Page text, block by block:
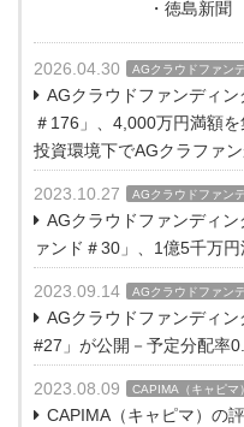
・徳島新聞
2026.04.30 AGクラウドファン
AGクラウドファンディ
＃176」、4,000万円満額
投資環境下でAGクラファ
2023.10.27 AGクラウドファン
AGクラウドファンディ
ァンド＃30」、1億5千万
2023.09.14 AGクラウドファン
AGクラウドファンディ
#27」が公開－予定分配率
2023.08.09 CAPIMA（キャピマ）
CAPIMA（キャピマ）の